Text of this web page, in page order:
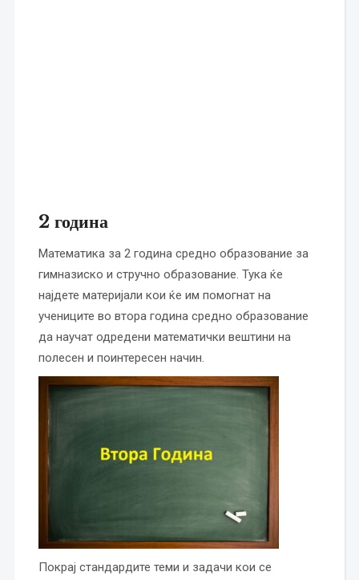
2 година
Математика за 2 година средно образование за
гимназиско и стручно образование. Тука ќе
најдете материјали кои ќе им помогнат на
учениците во втора година средно образование
да научат одредени математички вештини на
полесен и поинтересен начин.
Покрај стандардите теми и задачи кои се